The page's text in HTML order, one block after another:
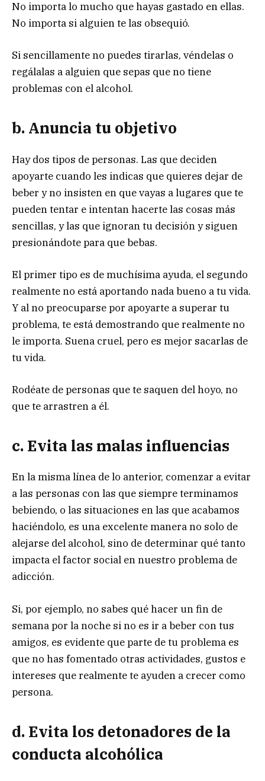
No importa lo mucho que hayas gastado en ellas.
No importa si alguien te las obsequió.
Si sencillamente no puedes tirarlas, véndelas o
regálalas a alguien que sepas que no tiene
problemas con el alcohol.
b. Anuncia tu objetivo
Hay dos tipos de personas. Las que deciden
apoyarte cuando les indicas que quieres dejar de
beber y no insisten en que vayas a lugares que te
pueden tentar e intentan hacerte las cosas más
sencillas, y las que ignoran tu decisión y siguen
presionándote para que bebas.
El primer tipo es de muchísima ayuda, el segundo
realmente no está aportando nada bueno a tu vida.
Y al no preocuparse por apoyarte a superar tu
problema, te está demostrando que realmente no
le importa. Suena cruel, pero es mejor sacarlas de
tu vida.
Rodéate de personas que te saquen del hoyo, no
que te arrastren a él.
c. Evita las malas influencias
En la misma línea de lo anterior, comenzar a evitar
a las personas con las que siempre terminamos
bebiendo, o las situaciones en las que acabamos
haciéndolo, es una excelente manera no solo de
alejarse del alcohol, sino de determinar qué tanto
impacta el factor social en nuestro problema de
adicción.
Si, por ejemplo, no sabes qué hacer un fin de
semana por la noche si no es ir a beber con tus
amigos, es evidente que parte de tu problema es
que no has fomentado otras actividades, gustos e
intereses que realmente te ayuden a crecer como
persona.
d. Evita los detonadores de la
conducta alcohólica